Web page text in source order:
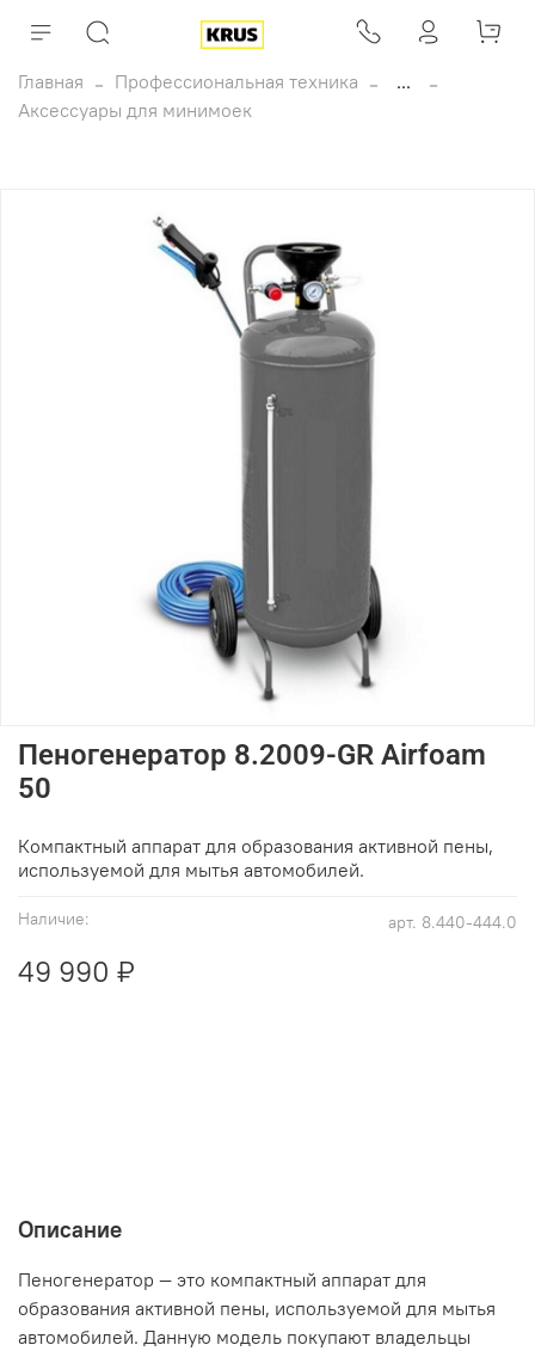
Главная Профессиональная техника
...
Аксессуары для минимоек
арт. 8.440-444.0
Наличие:
Пеногенератор 8.2009-GR Airfoam
50
49 990 ₽
Компактный аппарат для образования активной пены,
используемой для мытья автомобилей.
Описание
Пеногенератор — это компактный аппарат для
образования активной пены, используемой для мытья
автомобилей. Данную модель покупают владельцы